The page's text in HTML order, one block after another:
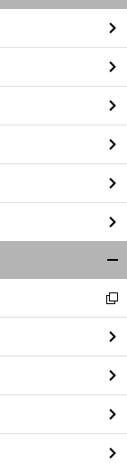
閉
る
閉
る
新
し
い
ウ
ィ
ン
ド
ウ
で